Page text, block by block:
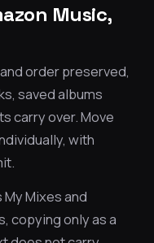
Music,
order preserved,
saved albums
carry over. Move
with
Mixes and
copying only as a